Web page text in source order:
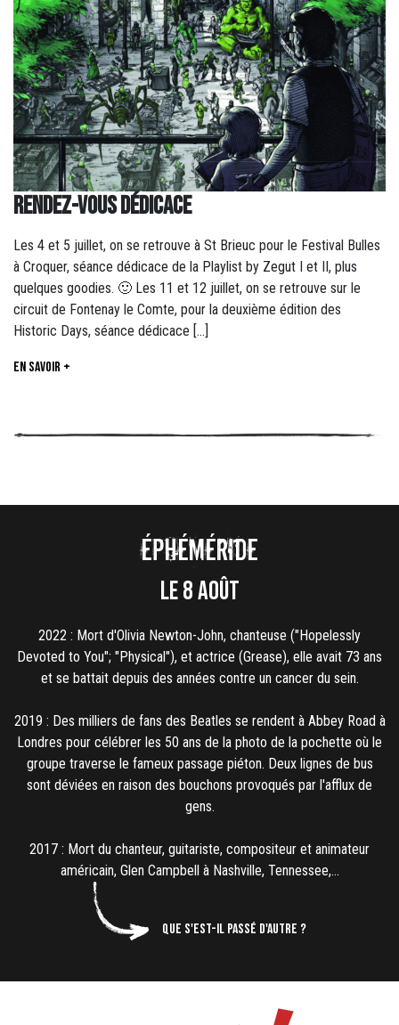
RENDEZ-VOUS DÉDICACE
Les 4 et 5 juillet, on se retrouve à St Brieuc pour le Festival Bulles
à Croquer, séance dédicace de la Playlist by Zegut I et II, plus
quelques goodies. 🙂 Les 11 et 12 juillet, on se retrouve sur le
circuit de Fontenay le Comte, pour la deuxième édition des
Historic Days, séance dédicace […]
En savoir +
Éphéméride
LE 8 AOÛT
2022 : Mort d'Olivia Newton-John, chanteuse ("Hopelessly
Devoted to You"; "Physical"), et actrice (Grease), elle avait 73 ans
et se battait depuis des années contre un cancer du sein.
2019 : Des milliers de fans des Beatles se rendent à Abbey Road à
Londres pour célébrer les 50 ans de la photo de la pochette où le
groupe traverse le fameux passage piéton. Deux lignes de bus
sont déviées en raison des bouchons provoqués par l'afflux de
gens.
2017 : Mort du chanteur, guitariste, compositeur et animateur
américain, Glen Campbell à Nashville, Tennessee,…
Que s'est-il passé d'autre ?